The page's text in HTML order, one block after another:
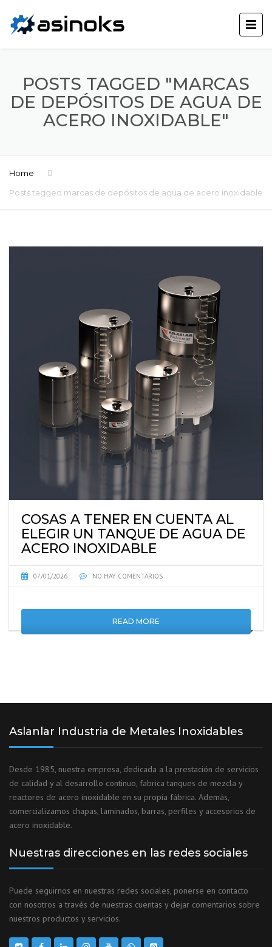
POSTS TAGGED "MARCAS
DE DEPÓSITOS DE AGUA DE
ACERO INOXIDABLE"
Home
Posts tagged marcas de depósitos de agua de acero inoxidable
COSAS A TENER EN CUENTA AL
ELEGIR UN TANQUE DE AGUA DE
ACERO INOXIDABLE
07/01/2026 NO HAY COMENTARIOS
READ MORE
Aslanlar Industria de Metales Inoxidables
Desde 1985, nuestra empresa, dedicada a la prestación de servicios
de calidad y al desarrollo continuo, fabrica tanques de mezcla y
reactores de acero inoxidable en su propia fábrica. Además,
comercializamos chapas, laminados, barras, perfiles y accesorios de
acero inoxidable.
Nuestras direcciones en las redes sociales
Puede seguirnos en nuestras redes sociales, ponerse en contacto
con nosotros a través de nuestras cuentas y dejar comentarios sobre
nuestros productos y servicios.